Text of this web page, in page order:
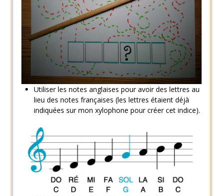
Utiliser les notes anglaises pour avoir des lettres au
lieu des notes françaises (les lettres étaient déjà
indiquées sur mon xylophone pour créer cet indice).